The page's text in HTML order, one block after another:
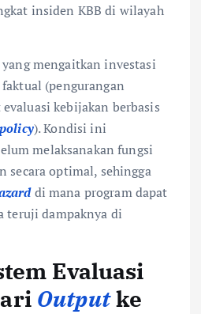
insiden KBB di wilayah
mengaitkan investasi
(pengurangan
kebijakan berbasis
). Kondisi ini
melaksanakan fungsi
secara optimal, sehingga
di mana program dapat
teruji dampaknya di
Evaluasi
Outputke